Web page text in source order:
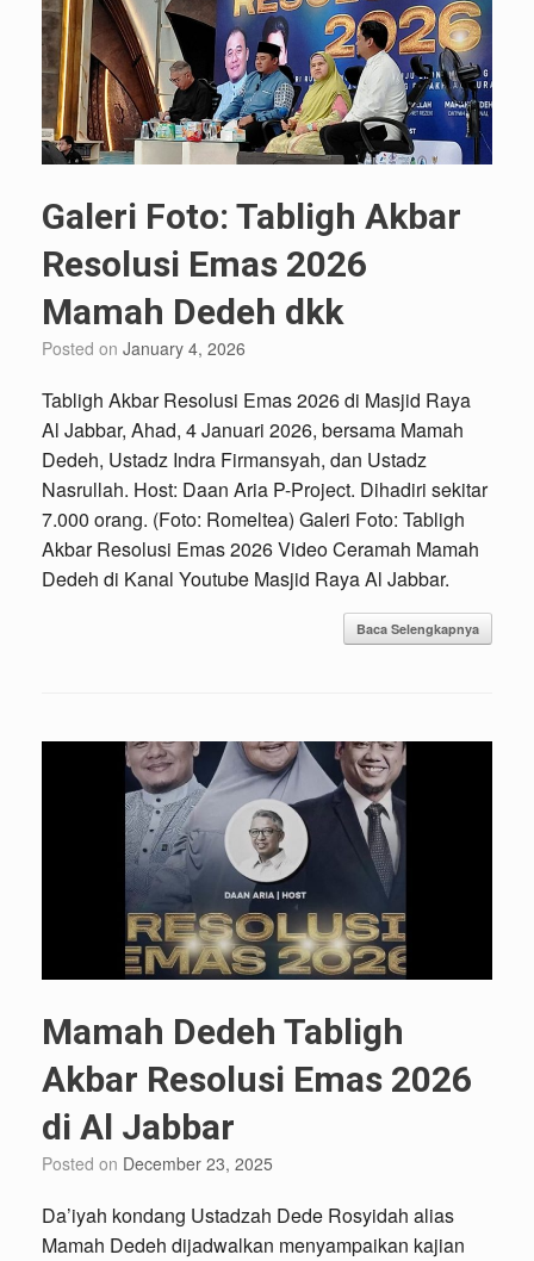
Galeri Foto: Tabligh Akbar
Resolusi Emas 2026
Mamah Dedeh dkk
Posted on January 4, 2026
Tabligh Akbar Resolusi Emas 2026 di Masjid Raya
Al Jabbar, Ahad, 4 Januari 2026, bersama Mamah
Dedeh, Ustadz Indra Firmansyah, dan Ustadz
Nasrullah. Host: Daan Aria P-Project. Dihadiri sekitar
7.000 orang. (Foto: Romeltea) Galeri Foto: Tabligh
Akbar Resolusi Emas 2026 Video Ceramah Mamah
Dedeh di Kanal Youtube Masjid Raya Al Jabbar.
Baca Selengkapnya
Mamah Dedeh Tabligh
Akbar Resolusi Emas 2026
di Al Jabbar
Posted on December 23, 2025
Da’iyah kondang Ustadzah Dede Rosyidah alias
Mamah Dedeh dijadwalkan menyampaikan kajian